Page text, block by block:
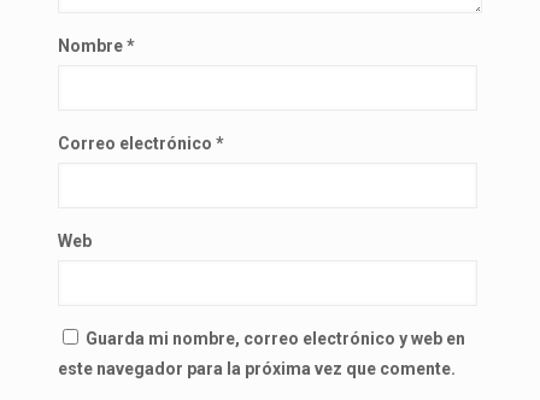
Nombre*
Correo electrónico *
Web
Guarda mi nombre, correo electrónico y web en
este navegador para la próxima vez que comente.